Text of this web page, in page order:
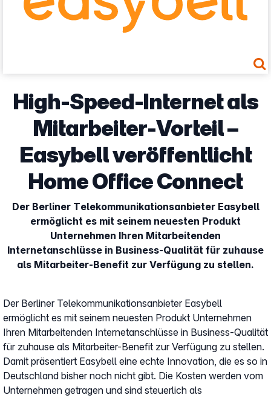
High-Speed-Internet als
Mitarbeiter-Vorteil –
Easybell veröffentlicht
Home Office Connect
Der Berliner Telekommunikationsanbieter Easybell
ermöglicht es mit seinem neuesten Produkt
Unternehmen Ihren Mitarbeitenden
Internetanschlüsse in Business-Qualität für zuhause
als Mitarbeiter-Benefit zur Verfügung zu stellen.
Der Berliner Telekommunikationsanbieter Easybell
ermöglicht es mit seinem neuesten Produkt Unternehmen
Ihren Mitarbeitenden Internetanschlüsse in Business-Qualität
für zuhause als Mitarbeiter-Benefit zur Verfügung zu stellen.
Damit präsentiert Easybell eine echte Innovation, die es so in
Deutschland bisher noch nicht gibt. Die Kosten werden vom
Unternehmen getragen und sind steuerlich als